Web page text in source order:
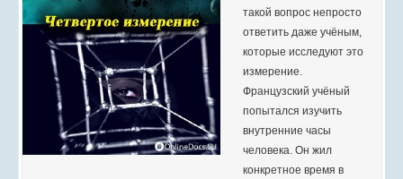
такой вопрос непросто
ответить даже учёным,
которые исследуют это
измерение.
Французский учёный
попытался изучить
внутренние часы
человека. Он жил
конкретное время в